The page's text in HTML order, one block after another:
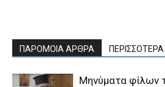
ΠΑΡΟΜΟΙΑ ΑΡΘΡΑ ΠΕΡΙΣΣΟΤΕΡΑ
Μηνύματα φίλων